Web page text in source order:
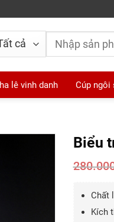
Tìm
kiếm:
lê vinh danh Cúp ngôi
Biểu
Chất
Kích